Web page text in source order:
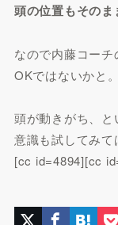
頭の位置もそのま
なので内藤コー
OKではないかと。
頭が動きがち、
意識も試してみて
[cc id=4894][cc